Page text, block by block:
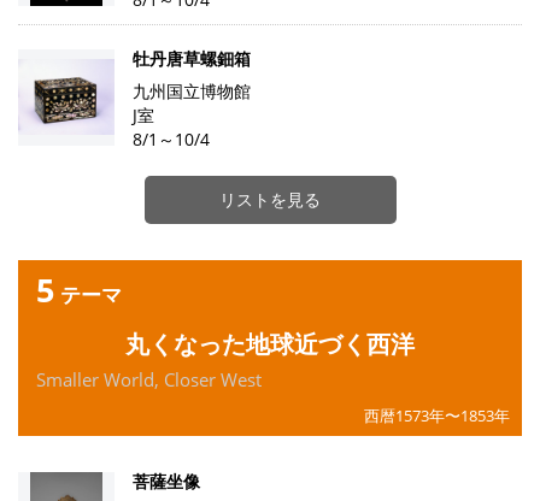
牡丹唐草螺鈿箱
九州国立博物館
J室
8/1～10/4
リストを見る
5 テーマ
丸くなった地球近づく西洋
Smaller World, Closer West
西暦1573年〜1853年
菩薩坐像